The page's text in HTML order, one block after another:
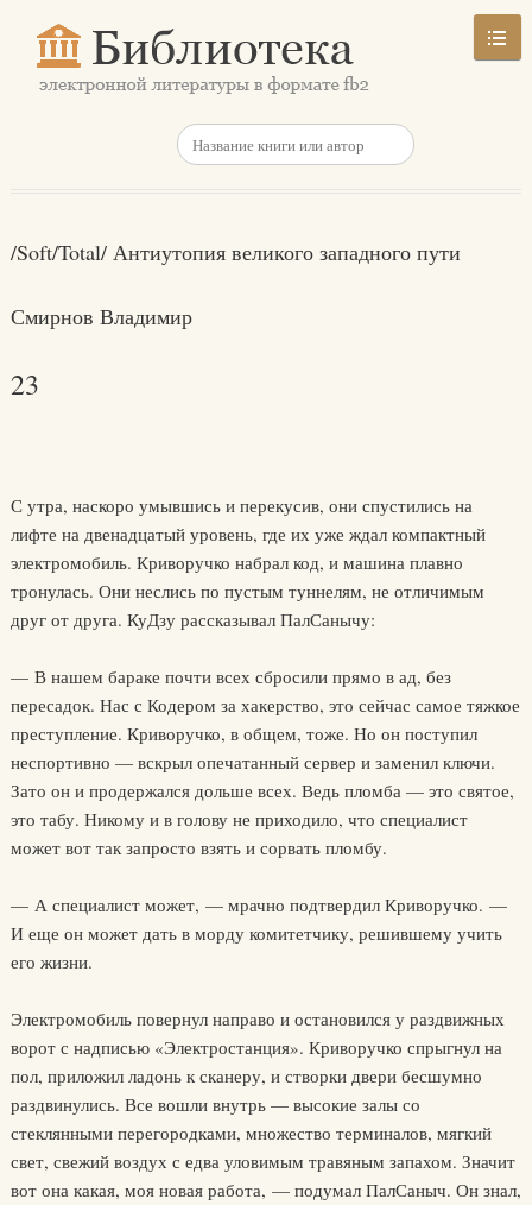
/Soft/Total/ Антиутопия великого западного пути
Смирнов Владимир
23
С утра, наскоро умывшись и перекусив, они спустились на
лифте на двенадцатый уровень, где их уже ждал компактный
электромобиль. Криворучко набрал код, и машина плавно
тронулась. Они неслись по пустым туннелям, не отличимым
друг от друга. КуДзу рассказывал ПалСанычу:
— В нашем бараке почти всех сбросили прямо в ад, без
пересадок. Нас с Кодером за хакерство, это сейчас самое тяжкое
преступление. Криворучко, в общем, тоже. Но он поступил
неспортивно — вскрыл опечатанный сервер и заменил ключи.
Зато он и продержался дольше всех. Ведь пломба — это святое,
это табу. Никому и в голову не приходило, что специалист
может вот так запросто взять и сорвать пломбу.
— А специалист может, — мрачно подтвердил Криворучко. —
И еще он может дать в морду комитетчику, решившему учить
его жизни.
Электромобиль повернул направо и остановился у раздвижных
ворот с надписью «Электростанция». Криворучко спрыгнул на
пол, приложил ладонь к сканеру, и створки двери бесшумно
раздвинулись. Все вошли внутрь — высокие залы со
стеклянными перегородками, множество терминалов, мягкий
свет, свежий воздух с едва уловимым травяным запахом. Значит
вот она какая, моя новая работа, — подумал ПалСаныч. Он знал,